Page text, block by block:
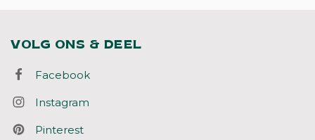
VOLG ONS & DEEL
Facebook
Instagram
Pinterest